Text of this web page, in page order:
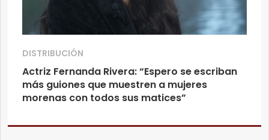
DISTRIBUCIÓN
Actriz Fernanda Rivera: “Espero se escriban
más guiones que muestren a mujeres
morenas con todos sus matices”